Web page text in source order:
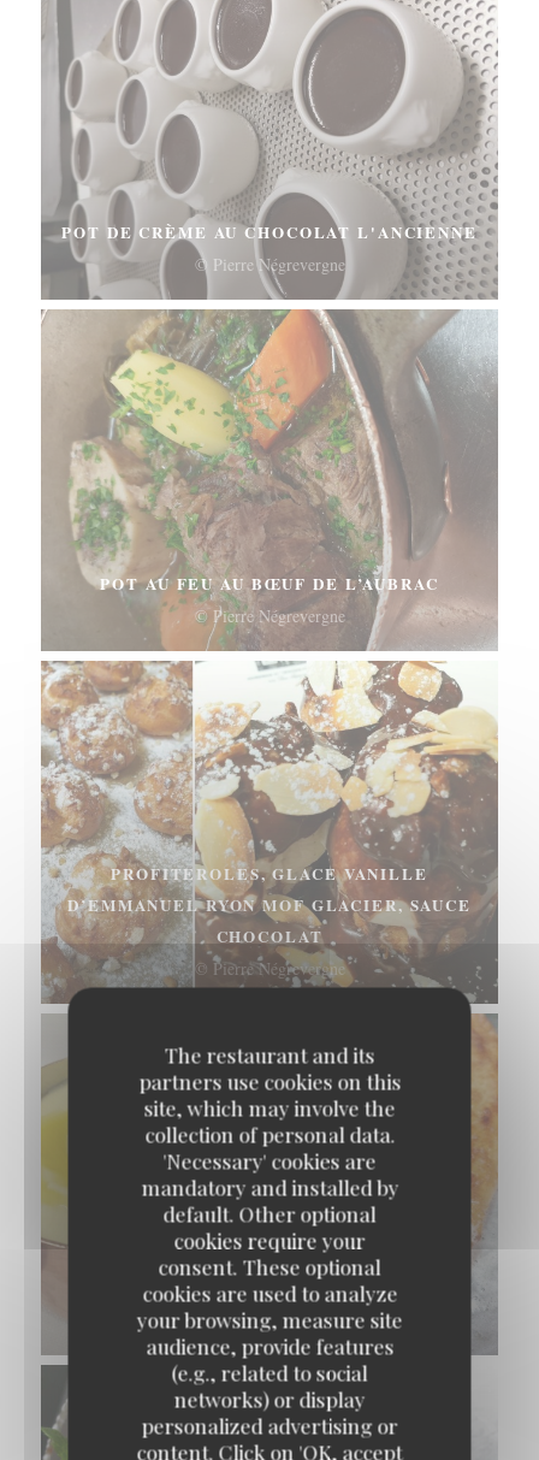
The restaurant and its
partners use cookies on this
site, which may involve the
collection of personal data.
'Necessary' cookies are
mandatory and installed by
default. Other optional
cookies require your
consent. These optional
cookies are used to analyze
your browsing, measure site
audience, provide features
(e.g., related to social
networks) or display
personalized advertising or
content. Click on 'OK, accept
POT DE CRÈME AU CHOCOLAT L'ANCIENNE
© Pierre Négrevergne
POT AU FEU AU BŒUF DE L’AUBRAC
© Pierre Négrevergne
PROFITEROLES, GLACE VANILLE
D’EMMANUEL RYON MOF GLACIER, SAUCE
CHOCOLAT
© Pierre Négrevergne
SOLE DE PETITS BATEAUX FRANÇAIS
POÊLÉE MEUNIÈRE, POMME PURÉE
© Pierre Négrevergne